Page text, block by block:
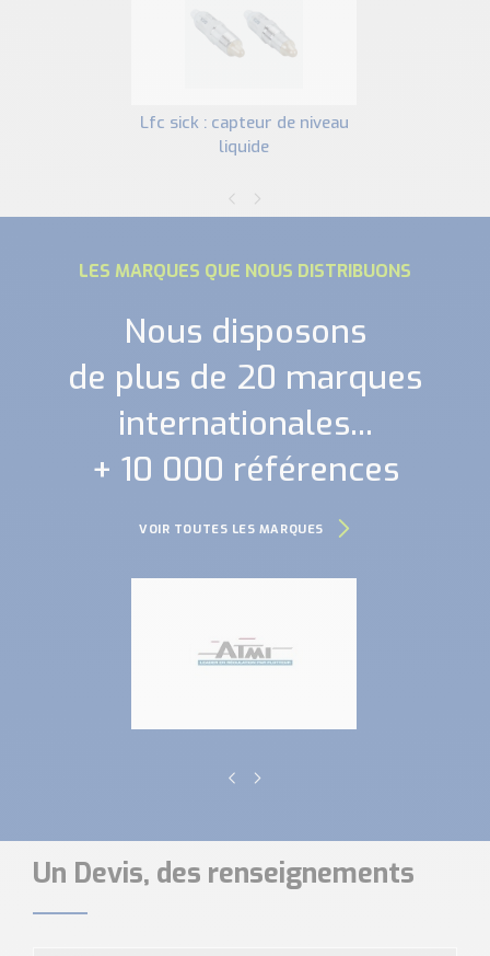
lfc sick : capteur de niveau
liquide
LES MARQUES QUE NOUS DISTRIBUONS
Nous disposons
de plus de 20 marques
internationales...
+ 10 000 références
VOIR TOUTES LES MARQUES
Un Devis, des renseignements